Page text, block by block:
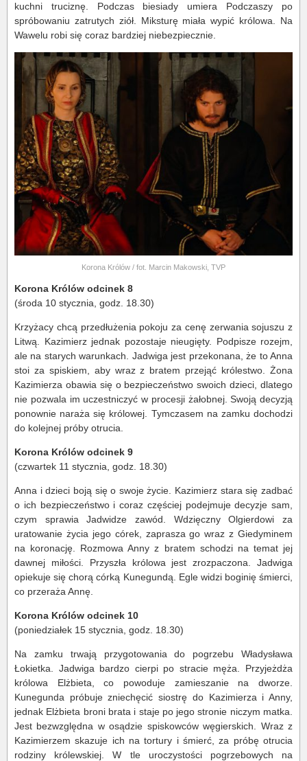
kuchni truciznę. Podczas biesiady umiera Podczaszy po
spróbowaniu zatrutych ziół. Miksturę miała wypić królowa. Na
Wawelu robi się coraz bardziej niebezpiecznie.
Korona Królów / fot. Marcin Makowski, TVP
Korona Królów odcinek 8
(środa 10 stycznia, godz. 18.30)
Krzyżacy chcą przedłużenia pokoju za cenę zerwania sojuszu z
Litwą. Kazimierz jednak pozostaje nieugięty. Podpisze rozejm,
ale na starych warunkach. Jadwiga jest przekonana, że to Anna
stoi za spiskiem, aby wraz z bratem przejąć królestwo. Żona
Kazimierza obawia się o bezpieczeństwo swoich dzieci, dlatego
nie pozwala im uczestniczyć w procesji żałobnej. Swoją decyzją
ponownie naraża się królowej. Tymczasem na zamku dochodzi
do kolejnej próby otrucia.
Korona Królów odcinek 9
(czwartek 11 stycznia, godz. 18.30)
Anna i dzieci boją się o swoje życie. Kazimierz stara się zadbać
o ich bezpieczeństwo i coraz częściej podejmuje decyzje sam,
czym sprawia Jadwidze zawód. Wdzięczny Olgierdowi za
uratowanie życia jego córek, zaprasza go wraz z Giedyminem
na koronację. Rozmowa Anny z bratem schodzi na temat jej
dawnej miłości. Przyszła królowa jest zrozpaczona. Jadwiga
opiekuje się chorą córką Kunegundą. Egle widzi boginię śmierci,
co przeraża Annę.
Korona Królów odcinek 10
(poniedziałek 15 stycznia, godz. 18.30)
Na zamku trwają przygotowania do pogrzebu Władysława
Łokietka. Jadwiga bardzo cierpi po stracie męża. Przyjeżdża
królowa Elżbieta, co powoduje zamieszanie na dworze.
Kunegunda próbuje zniechęcić siostrę do Kazimierza i Anny,
jednak Elżbieta broni brata i staje po jego stronie niczym matka.
Jest bezwzględna w osądzie spiskowców węgierskich. Wraz z
Kazimierzem skazuje ich na tortury i śmierć, za próbę otrucia
rodziny królewskiej. W tle uroczystości pogrzebowych na